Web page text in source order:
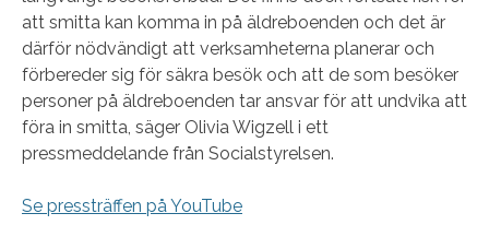
att smitta kan komma in på äldreboenden och det är
därför nödvändigt att verksamheterna planerar och
förbereder sig för säkra besök och att de som besöker
personer på äldreboenden tar ansvar för att undvika att
föra in smitta, säger Olivia Wigzell i ett
pressmeddelande från Socialstyrelsen.
Se pressträffen på YouTube